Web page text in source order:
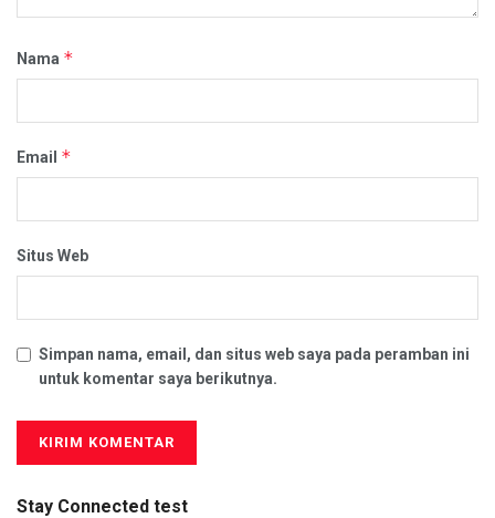
Nama *
Email *
Situs Web
Simpan nama, email, dan situs web saya pada peramban ini
untuk komentar saya berikutnya.
Stay Connected test